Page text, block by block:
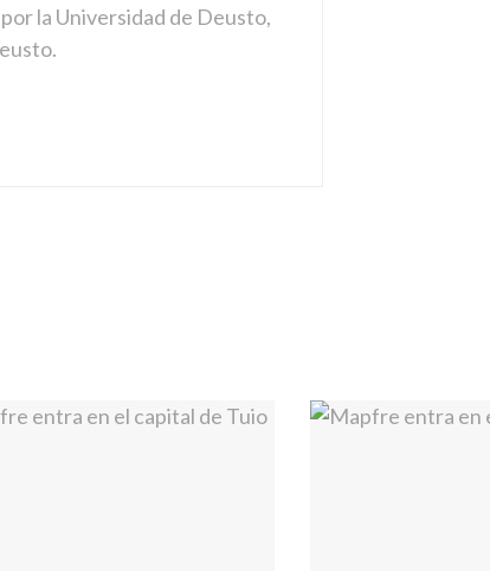
la Universidad de Deusto,